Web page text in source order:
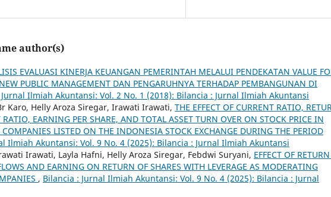
author(s)
EVALUASI KINERJA KEUANGAN PEMERINTAH MELALUI PENDEKATAN VALUE
PUBLIC MANAGEMENT DAN PENGARUHNYA TERHADAP PEMBANGUNAN DI
Ilmiah Akuntansi: Vol. 2 No. 1 (2018): Bilancia : Jurnal Ilmiah Akuntansi
Karo, Helly Aroza Siregar, Irawati Irawati, THE EFFECT OF CURRENT RATIO,
EARNING PER SHARE, AND TOTAL ASSET TURN OVER ON STOCK PRICE IN
COMPANIES LISTED ON THE INDONESIA STOCK EXCHANGE DURING THE PERIOD
Ilmiah Akuntansi: Vol. 9 No. 4 (2025): Bilancia : Jurnal Ilmiah Akuntansi
Irawati, Layla Hafni, Helly Aroza Siregar, Febdwi Suryani, EFFECT OF
AND EARNING ON RETURN OF SHARES WITH LEVERAGE AS MODERATING
, Bilancia : Jurnal Ilmiah Akuntansi: Vol. 9 No. 4 (2025): Bilancia : Jurnal